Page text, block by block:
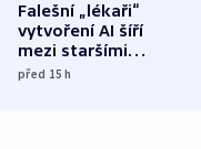
Falešní „lékaři“
vytvoření AI šíří
mezi staršími
Poláky nebezpečné
před 15h